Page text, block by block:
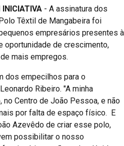
INICIATIVA - A assinatura dos
Têxtil de Mangabeira foi
empresários presentes à
oportunidade de crescimento,
mais empregos.
dos empecilhos para o
Ribeiro. "A minha
no Centro de João Pessoa, e não
por falta de espaço físico. E
Azevêdo de criar esse polo,
possibilitar o nosso